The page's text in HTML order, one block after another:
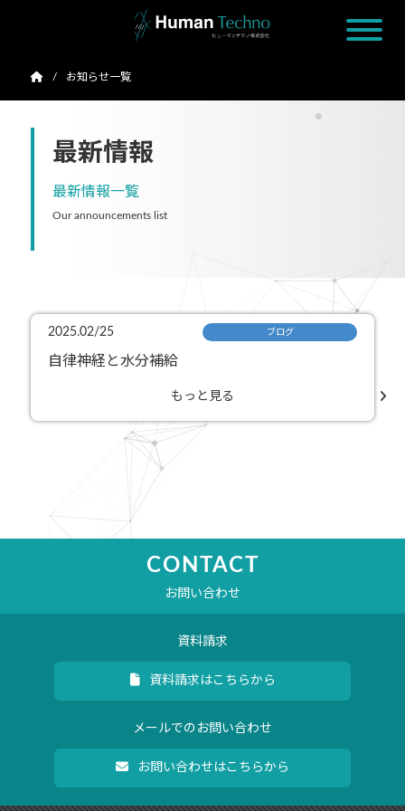
お知らせ一覧
最新情報
最新情報一覧
Our announcements list
2025.02/25 ブログ
自律神経と水分補給
もっと見る
CONTACT
お問い合わせ
資料請求
資料請求はこちらから
メールでのお問い合わせ
お問い合わせはこちらから